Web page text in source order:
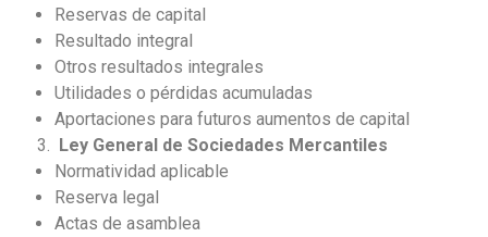
Reservas de capital
Resultado integral
Otros resultados integrales
Utilidades o pérdidas acumuladas
Aportaciones para futuros aumentos de capital
Ley General de Sociedades Mercantiles
Normatividad aplicable
Reserva legal
Actas de asamblea